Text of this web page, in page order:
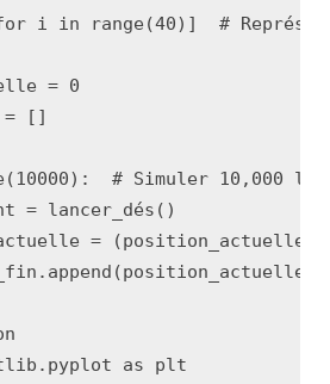
i in range (40)] #
= 0
= []
(10000):
# Simuler 10,000
= lancer_dés ()
= (position_actuelle
. append (position_actuelle
as
plt